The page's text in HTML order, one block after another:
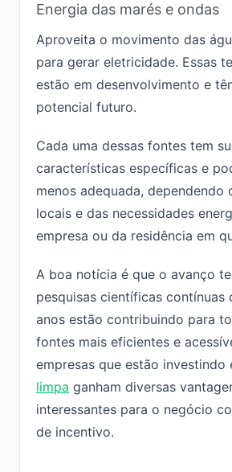
Energia das marés e ondas
Aproveita o movimento das
para gerar eletricidade. Essas
estão em desenvolvimento e
potencial futuro.
Cada uma dessas fontes tem
características específicas e
menos adequada, dependendo
locais e das necessidades
empresa ou da residência em
A boa notícia é que o avanço
pesquisas científicas contínuas
anos estão contribuindo para
fontes mais eficientes e
empresas que estão investindo
limpa ganham diversas
interessantes para o negócio
de incentivo.